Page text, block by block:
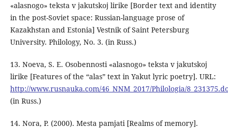
«alasnogo» teksta v jakutskoj lirike [Border text and identity
in the post-Soviet space: Russian-language prose of
Kazakhstan and Estonia] Vestnik of Saint Petersburg
University. Philology, No. 3. (in Russ.)
13. Noeva, S. E. Osobennosti «alasnogo» teksta v jakutskoj
lirike [Features of the “alas” text in Yakut lyric poetry]. URL:
http://www.rusnauka.com/46_NNM_2017/Philologia/
(in Russ.)
14. Nora, P. (2000). Mesta pamjati [Realms of memory].